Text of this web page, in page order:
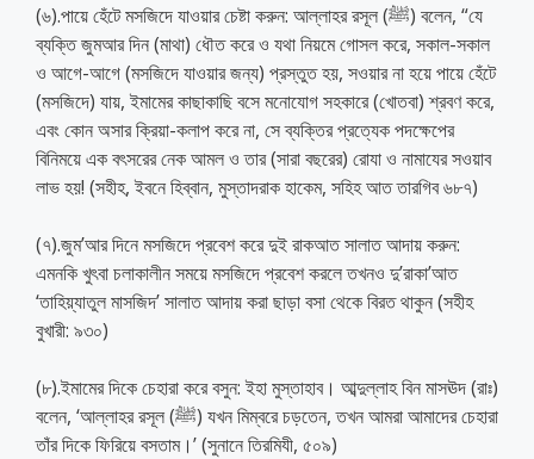
(৬).পায়ে হেঁটে মসজিদে যাওয়ার চেষ্টা করুন: আল্লাহর রসূল (ﷺ) বলেন, “যে
ব্যক্তি জুমআর দিন (মাথা) ধৌত করে ও যথা নিয়মে গোসল করে, সকাল-সকাল
ও আগে-আগে (মসজিদে যাওয়ার জন্য) প্রস্তুত হয়, সওয়ার না হয়ে পায়ে হেঁটে
(মসজিদে) যায়, ইমামের কাছাকাছি বসে মনোযোগ সহকারে (খোতবা) শ্রবণ করে,
এবং কোন অসার ক্রিয়া-কলাপ করে না, সে ব্যক্তির প্রত্যেক পদক্ষেপের
বিনিময়ে এক বৎসরের নেক আমল ও তার (সারা বছরের) রোযা ও নামাযের সওয়াব
লাভ হয়! (সহীহ, ইবনে হিব্বান, মুস্তাদরাক হাকেম, সহিহ আত তারগিব ৬৮৭)
(৭).জুম’আর দিনে মসজিদে প্রবেশ করে দুই রাকআত সালাত আদায় করুন:
এমনকি খুৎবা চলাকালীন সময়ে মসজিদে প্রবেশ করলে তখনও দু’রাকা’আত
‘তাহিয়্যাতুল মাসজিদ’ সালাত আদায় করা ছাড়া বসা থেকে বিরত থাকুন (সহীহ
বুখারী: ৯৩০)
(৮).ইমামের দিকে চেহারা করে বসুন: ইহা মুস্তাহাব। আব্দুল্লাহ বিন মাসঊদ (রাঃ)
বলেন, ‘আল্লাহর রসূল (ﷺ) যখন মিম্বরে চড়তেন, তখন আমরা আমাদের চেহারা
তাঁর দিকে ফিরিয়ে বসতাম।’ (সুনানে তিরমিযী, ৫০৯)